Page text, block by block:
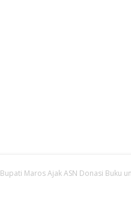
Bupati Maros Ajak ASN Donasi Buku